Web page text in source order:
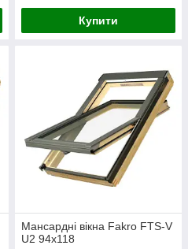
Купити
Мансардні вікна Fakro FTS-V
U2 94х118